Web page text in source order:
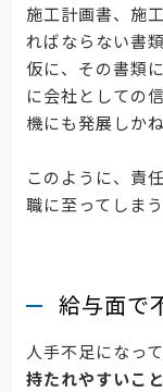
施工計画書、施
ればならない書
仮に、その書類
に会社としての
機にも発展しか
このように、責
職に至ってしま
給与面で
人手不足になっ
持たれやすいこと